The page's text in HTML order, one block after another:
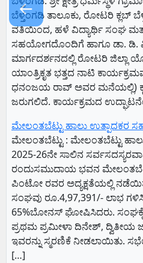
ಬೆಳ್ತಂಗಡಿ ತಾಲೂಕು, ರೋಟರಿ ಕ್ಲಬ್
ವತಿಯಿಂದ, ಹಳೆ ವಿದ್ಯಾರ್ಥಿ ಸಂಘ
ಸಹಯೋಗದೊಂದಿಗೆ ಹಾಗೂ ಡಾ. ಡಿ.
ಮಾರ್ಗದರ್ಶನದಲ್ಲಿ ರೋಟರಿ ಜಿಲ್ಲಾ
ಯಾಂತ್ರಿಕೃತ ಭತ್ತದ ನಾಟಿ
ಧನಂಜಯ ರಾವ್ ಅವರ ಮನೆಯಲ್ಲಿ)
ಜರುಗಲಿದೆ.​ ಕಾರ್ಯಕ್ರಮದ
ಮೇಲಂತಬೆಟ್ಟು ಹಾಲು ಉತ್ಪಾದಕರ
ಮೇಲಂತಬೆಟ್ಟು : ಮೇಲಂತಬೆಟ್ಟು
2025-26ನೇ ಸಾಲಿನ
ರಂದುಸಮುದಾಯ ಭವನ
ಪಿಂಟೋ ರವರ ಅದ್ಯಕ್ಷತೆಯಲ್ಲಿ
ಸಂಘವು ರೂ.4,97,391/- ಲಾಭ
65%ಬೋನಸ್ ಘೋಷಿಸಿದರು. ಸಂಘಕ್ಕೆ
ಪ್ರಥಮ ಪ್ರಮೀಳಾ ದಿನೇಶ್, ದ್ವಿತೀಯ
ಇವರನ್ನು ಸ್ಮರಣಿಕೆ ನೀಡಲಾಯಿತು.
[…]
←